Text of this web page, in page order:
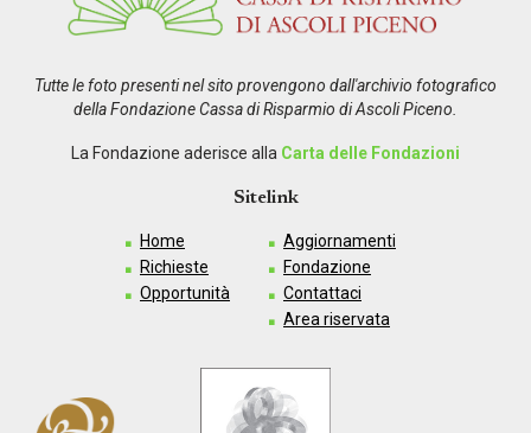
Tutte le foto presenti nel sito provengono dall'archivio fotografico
della Fondazione Cassa di Risparmio di Ascoli Piceno.
La Fondazione aderisce alla Carta delle Fondazioni
Sitelink
Home
Richieste
Opportunità
Aggiornamenti
Fondazione
Contattaci
Area riservata